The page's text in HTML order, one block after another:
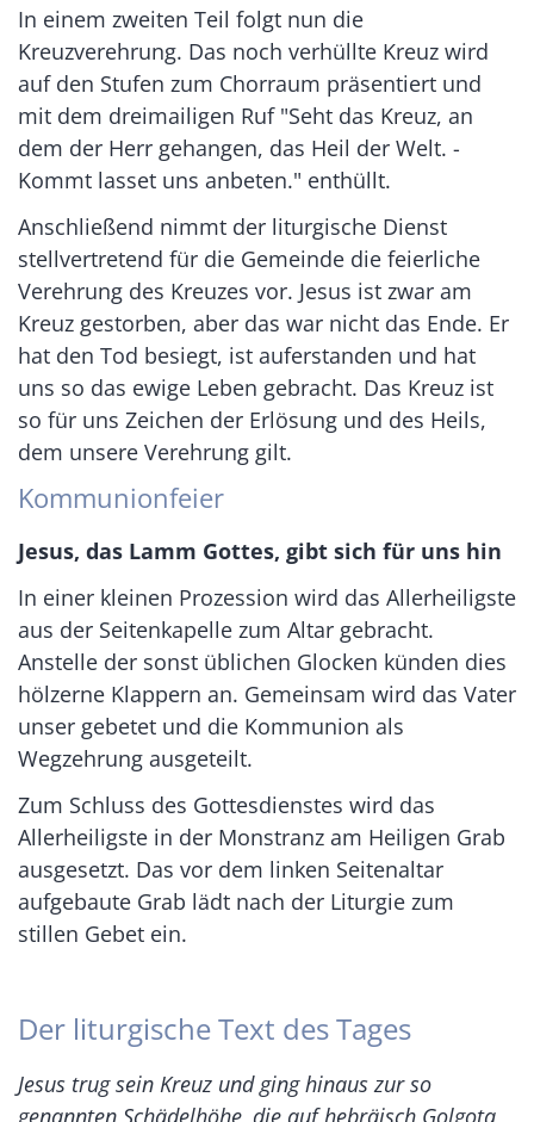
In einem zweiten Teil folgt nun die
Kreuzverehrung. Das noch verhüllte Kreuz wird
auf den Stufen zum Chorraum präsentiert und
mit dem dreimailigen Ruf "Seht das Kreuz, an
dem der Herr gehangen, das Heil der Welt. -
Kommt lasset uns anbeten." enthüllt.
Anschließend nimmt der liturgische Dienst
stellvertretend für die Gemeinde die feierliche
Verehrung des Kreuzes vor. Jesus ist zwar am
Kreuz gestorben, aber das war nicht das Ende. Er
hat den Tod besiegt, ist auferstanden und hat
uns so das ewige Leben gebracht. Das Kreuz ist
so für uns Zeichen der Erlösung und des Heils,
dem unsere Verehrung gilt.
Kommunionfeier
Jesus, das Lamm Gottes, gibt sich für uns hin
In einer kleinen Prozession wird das Allerheiligste
aus der Seitenkapelle zum Altar gebracht.
Anstelle der sonst üblichen Glocken künden dies
hölzerne Klappern an. Gemeinsam wird das Vater
unser gebetet und die Kommunion als
Wegzehrung ausgeteilt.
Zum Schluss des Gottesdienstes wird das
Allerheiligste in der Monstranz am Heiligen Grab
ausgesetzt. Das vor dem linken Seitenaltar
aufgebaute Grab lädt nach der Liturgie zum
stillen Gebet ein.
Der liturgische Text des Tages
Jesus trug sein Kreuz und ging hinaus zur so